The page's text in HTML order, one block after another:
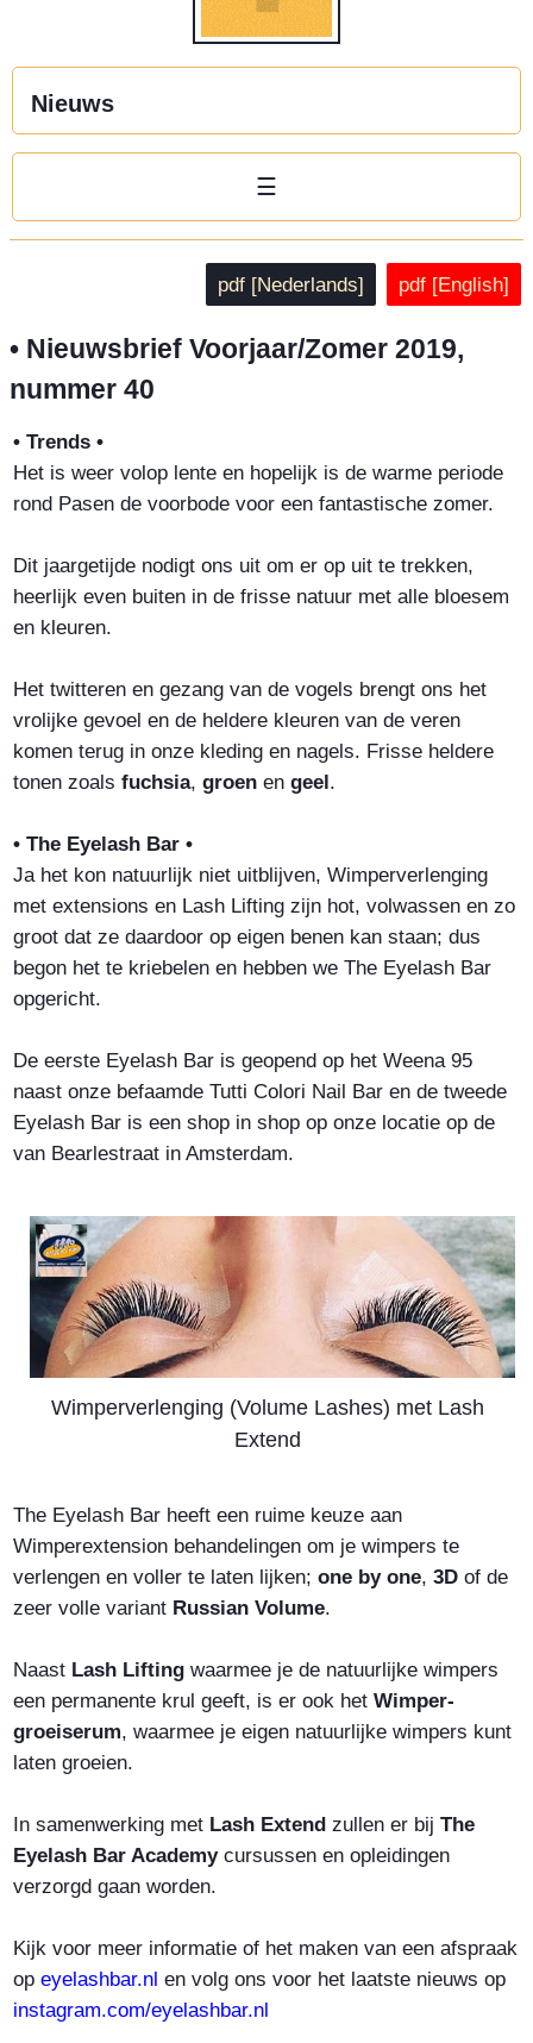
Nieuws
☰
pdf [Nederlands] pdf [English]
• Nieuwsbrief Voorjaar/Zomer 2019,
nummer 40
• Trends •
Het is weer volop lente en hopelijk is de warme periode
rond Pasen de voorbode voor een fantastische zomer.
Dit jaargetijde nodigt ons uit om er op uit te trekken,
heerlijk even buiten in de frisse natuur met alle bloesem
en kleuren.
Het twitteren en gezang van de vogels brengt ons het
vrolijke gevoel en de heldere kleuren van de veren
komen terug in onze kleding en nagels. Frisse heldere
tonen zoals fuchsia, groen en geel.
• The Eyelash Bar •
Ja het kon natuurlijk niet uitblijven, Wimperverlenging
met extensions en Lash Lifting zijn hot, volwassen en zo
groot dat ze daardoor op eigen benen kan staan; dus
begon het te kriebelen en hebben we The Eyelash Bar
opgericht.
De eerste Eyelash Bar is geopend op het Weena 95
naast onze befaamde Tutti Colori Nail Bar en de tweede
Eyelash Bar is een shop in shop op onze locatie op de
van Bearlestraat in Amsterdam.
Wimperverlenging (Volume Lashes) met Lash
Extend
The Eyelash Bar heeft een ruime keuze aan
Wimperextension behandelingen om je wimpers te
verlengen en voller te laten lijken; one by one, 3D of de
zeer volle variant Russian Volume.
Naast Lash Lifting waarmee je de natuurlijke wimpers
een permanente krul geeft, is er ook het Wimper-
groeiserum, waarmee je eigen natuurlijke wimpers kunt
laten groeien.
In samenwerking met Lash Extend zullen er bij The
Eyelash Bar Academycursussen en opleidingen
verzorgd gaan worden.
Kijk voor meer informatie of het maken van een afspraak
op eyelashbar.nl en volg ons voor het laatste nieuws op
instagram.com/eyelashbar.nl